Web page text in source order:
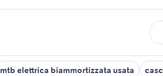
mtb elettrica biammortizzata usata